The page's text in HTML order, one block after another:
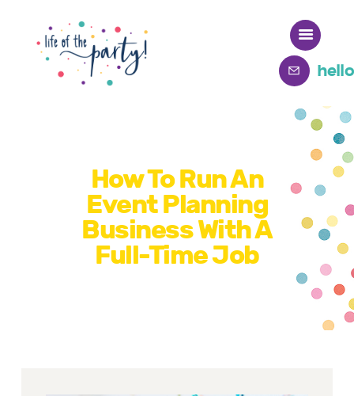
How To Run An
Event Planning
Business With A
Full-Time Job